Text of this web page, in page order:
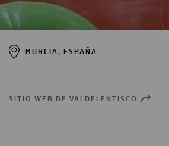
MURCIA, ESPAÑA
SITIO WEB DE VALDELENTISCO OPEN